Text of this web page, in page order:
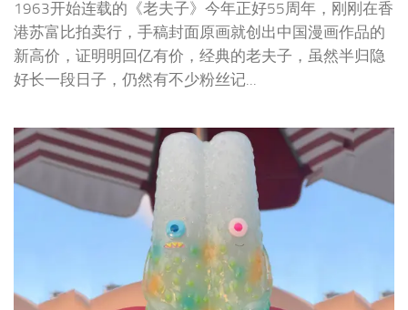
正在发售 2018/08/01
Milk Cargo Sofubi 冰蓝口味怪兽冰棒
创意玩具品牌Milk Cargo Sofubi系列第7弹带来冰蓝口味
怪兽冰棒，限量发售60枚，涂装采用蓝夜光效果，为各